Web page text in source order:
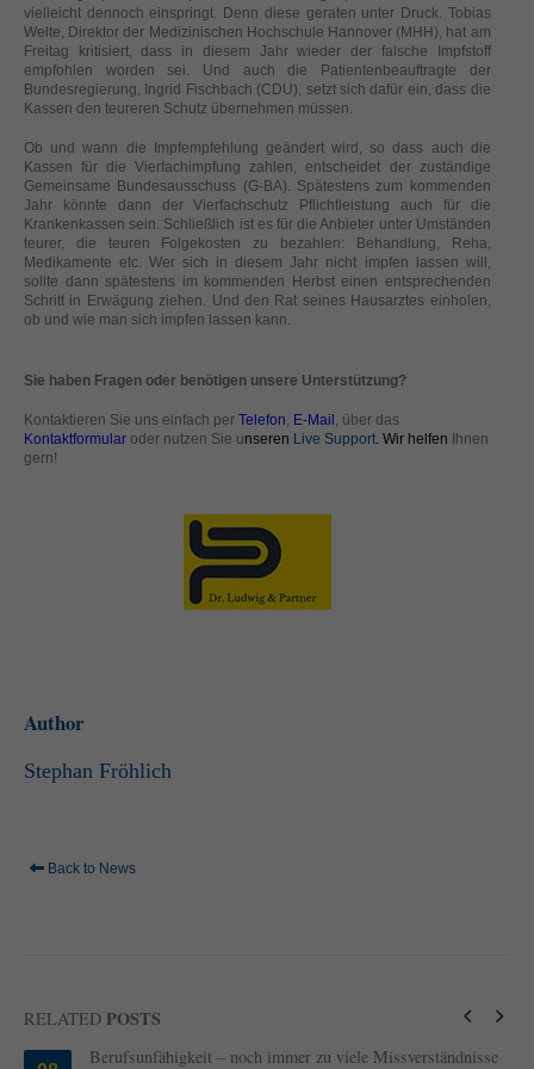
vielleicht dennoch einspringt. Denn diese geraten unter Druck. Tobias
Welte, Direktor der Medizinischen Hochschule Hannover (MHH), hat am
Freitag kritisiert, dass in diesem Jahr wieder der falsche Impfstoff
empfohlen worden sei. Und auch die Patientenbeauftragte der
Bundesregierung, Ingrid Fischbach (CDU), setzt sich dafür ein, dass die
Kassen den teureren Schutz übernehmen müssen.
Ob und wann die Impfempfehlung geändert wird, so dass auch die
Kassen für die Vierfachimpfung zahlen, entscheidet der zuständige
Gemeinsame Bundesausschuss (G-BA). Spätestens zum kommenden
Jahr könnte dann der Vierfachschutz Pflichtleistung auch für die
Krankenkassen sein. Schließlich ist es für die Anbieter unter Umständen
teurer, die teuren Folgekosten zu bezahlen: Behandlung, Reha,
Medikamente etc. Wer sich in diesem Jahr nicht impfen lassen will,
sollte dann spätestens im kommenden Herbst einen entsprechenden
Schritt in Erwägung ziehen. Und den Rat seines Hausarztes einholen,
ob und wie man sich impfen lassen kann.
Sie haben Fragen oder benötigen unsere Unterstützung?
Kontaktieren Sie uns einfach per Telefon, E-Mail , über das
Kontaktformular oder nutzen Sie unseren Live Support. Wir helfen Ihnen
gern!
Author
Stephan Fröhlich
Back to News
RELATED POSTS
Berufsunfähigkeit – noch immer zu viele Missverständnisse
helfen, diese Website und Ihre Erfahrung zu verbessern.
Personenbezogene Daten können verarbeitet werden (z. B. IP-
Adressen), z. B. für personalisierte Anzeigen und Inhalte oder
Anzeigen- und Inhaltsmessung. Weitere Informationen über die
Verwendung Ihrer Daten finden Sie in unserer
Hier finden Sie eine Übersicht über alle verwendeten Cookies. Sie
können Ihre Einwilligung zu ganzen Kategorien geben oder sich
weitere Informationen anzeigen lassen und so nur bestimmte
Cookies auswählen.
Alle akzeptieren Speichern
Zurück Nur essenzielle Cookies akzeptieren
Datenschutzeinstellungen
Essenzielle Cookies ermöglichen grundlegende Funktionen und sind für
Cookie-Informationen anzeigen
Inhalte von Videoplattformen und Social-Media-Plattformen werden
standardmäßig blockiert. Wenn Cookies von externen Medien akzeptiert
werden, bedarf der Zugriff auf diese Inhalte keiner manuellen Einwilligung